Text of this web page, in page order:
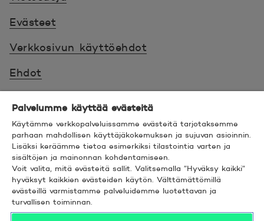
Evästeet
Verkkosivun käyttöehdot
Ehdot
Saavutettavuus
Hyödyllistä tietää
© 2026 POP Pankki,Hevosenkenkä 3, 02600
ESPOO
Palvelumme käyttää evästeitä
Käytämme verkkopalveluissamme evästeitä tarjotaksemme
parhaan mahdollisen käyttäjäkokemuksen ja sujuvan asioinnin.
Lisäksi keräämme tietoa esimerkiksi tilastointia varten ja
sisältöjen ja mainonnan kohdentamiseen.
Voit valita, mitä evästeitä sallit. Valitsemalla ”Hyväksy kaikki”
hyväksyt kaikkien evästeiden käytön. Välttämättömillä
evästeillä varmistamme palveluidemme luotettavan ja
turvallisen toiminnan.